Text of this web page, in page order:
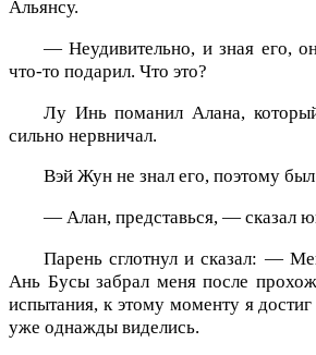
Альянсу.
— Неудивительно, и зная его,
что-то подарил. Что это?
Лу Инь поманил Алана,
сильно нервничал.
Вэй Жун не знал его, поэтому был
— Алан, представься, — сказал
Парень сглотнул и сказал: —
Ань Бусы забрал меня после
испытания, к этому моменту я
уже однажды виделись.